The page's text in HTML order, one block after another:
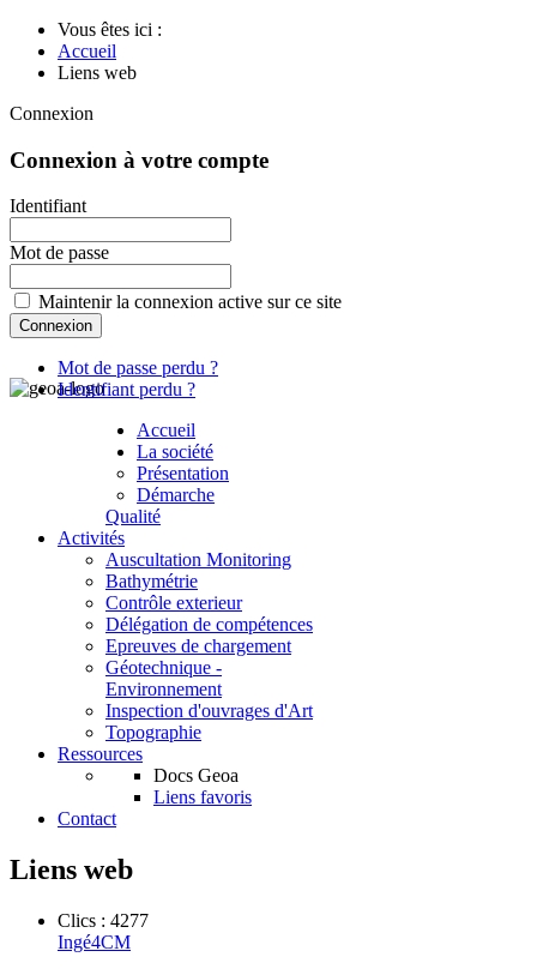
Vous êtes ici :
Accueil
Liens web
Connexion
Connexion à votre compte
Identifiant
Mot de passe
Maintenir la connexion active sur ce site
Mot de passe perdu ?
Identifiant perdu ?
Accueil
La société
Présentation
Démarche
Qualité
Activités
Auscultation Monitoring
Bathymétrie
Contrôle exterieur
Délégation de compétences
Epreuves de chargement
Géotechnique -
Environnement
Inspection d'ouvrages d'Art
Topographie
Ressources
Docs Geoa
Liens favoris
Contact
Liens web
Clics : 4277
Ingé4CM